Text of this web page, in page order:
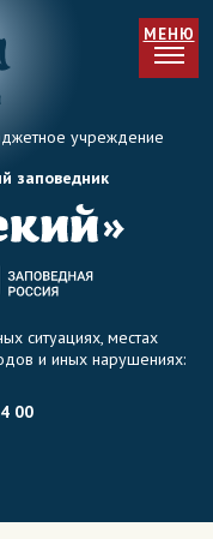
учреждение
ситуациях, местах
и иных нарушениях:
заповедник
00
МЕНЮ